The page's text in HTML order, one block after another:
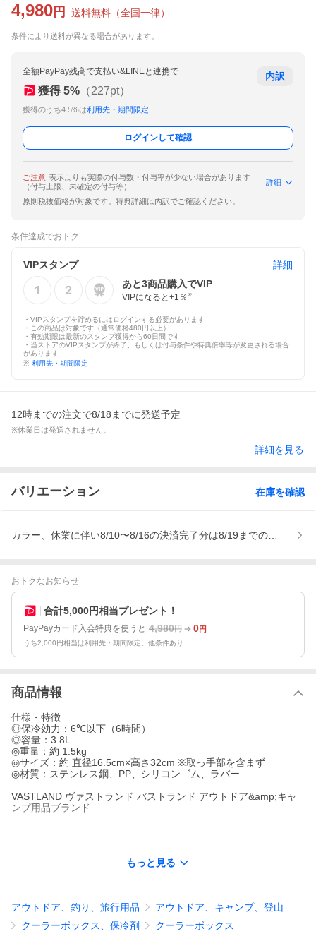
4,980 円 送料無料 （全国一律）
条件により送料が異なる場合があります。
全額PayPay残高で支払い&LINEと連携で
獲得 5% （227pt）
獲得のうち4.5%は利用先・期間限定
内訳
ログインして確認
ご注意 表示よりも実際の付与数・付与率が少ない場合があります
（付与上限、未確定の付与等）
詳細
原則税抜価格が対象です。特典詳細は内訳でご確認ください。
条件達成でおトク
VIPスタンプ
詳細
あと3商品購入でVIP
VIPになると+1 ％ ※
・VIPスタンプを貯めるにはログインする必要があります
・この商品は対象です（通常価格480円以上）
・有効期限は最新のスタンプ獲得から60日間です
・当ストアのVIPスタンプが終了、もしくは付与条件や特典倍率等が変更される場合
があります
※ 利用先・期間限定
12時までの注文で8/18までに発送予定
※休業日は発送されません。
詳細を見る
バリエーション 在庫を確認
カラー、休業に伴い8/10〜8/16の決済完了分は8/19までの発送です
おトクなお知らせ
合計5,000円相当プレゼント！
PayPayカード入会特典を使うと 4,980円 0円
うち2,000円相当は利用先・期間限定。他条件あり
商品情報
仕様・特徴
◎保冷効力：6℃以下（6時間）
◎容量：3.8L
◎重量：約 1.5kg
◎サイズ：約 直径16.5cm×高さ32cm ※取っ手部を含まず
◎材質：ステンレス鋼、PP、シリコンゴム、ラバー
VASTLAND ヴァストランド バストランド アウトドア&amp;キャ
ンプ用品ブランド
もっと見る
アウトドア、釣り、旅行用品
アウトドア、キャンプ、登山
クーラーボックス、保冷剤
クーラーボックス